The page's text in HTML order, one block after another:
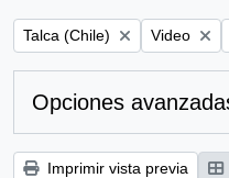
Remove filter:
Talca (Chile) Remove
Video
Opciones
Imprimir vista previa